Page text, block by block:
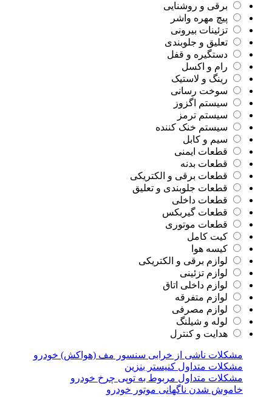
برقی و روشنایی
پیچ مهره واشر
تزئینات بیرونی
تعلیق و جلوبندی
دستگیره و قفل
رام و اکسل
رینگ و لاستیک
سوخت رسانی
سیستم اگزوز
سیستم ترمز
سیستم خنک کننده
سیم و کابل
قطعات ایمنی
قطعات بدنه
قطعات برقی و الکتریکی
قطعات جلوبندی و تعلیق
قطعات داخلی
قطعات گیربکس
قطعات موتوری
کیت کامل
کیسه هوا
لوازم برقی و الکتریکی
لوازم تزئینی
لوازم داخلی اتاق
لوازم متفرقه
لوازم مصرفی
لوله و شیلنگ
هدایت و کنترل
مشکلات ناشی از خرابی سنسور مف (هواکش) خودرو
مشکلات متداول کنیستر بنزین
مشکلات متداول مربوط به توپی چرخ خودرو
خاموش شدن ناگهانی موتور خودرو